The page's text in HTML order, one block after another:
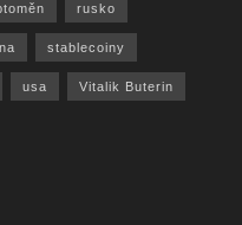
rusko
stablecoiny
usa Vitalik Buterin